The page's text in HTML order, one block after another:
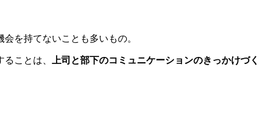
を持てないことも多いもの。
ことは、 上司と部下のコミュニケーションのきっかけづく